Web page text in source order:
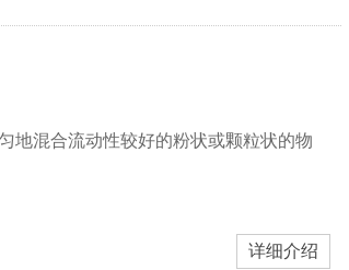
地混合流动性较好的粉状或颗粒状的物
详细介绍